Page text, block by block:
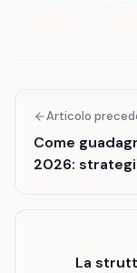
Articolo
Come
2026:
La